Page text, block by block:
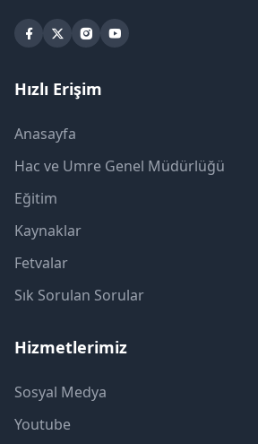
Hızlı Erişim
Anasayfa
Hac ve Umre Genel Müdürlüğü
Eğitim
Kaynaklar
Fetvalar
Sık Sorulan Sorular
Hizmetlerimiz
Sosyal Medya
Youtube